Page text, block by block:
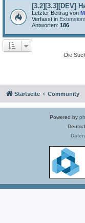
[3.2][3.3][DEV]
Letzter Beitrag von
Verfasst in
Antworten: 186
Die
Startseite Community
Powered by